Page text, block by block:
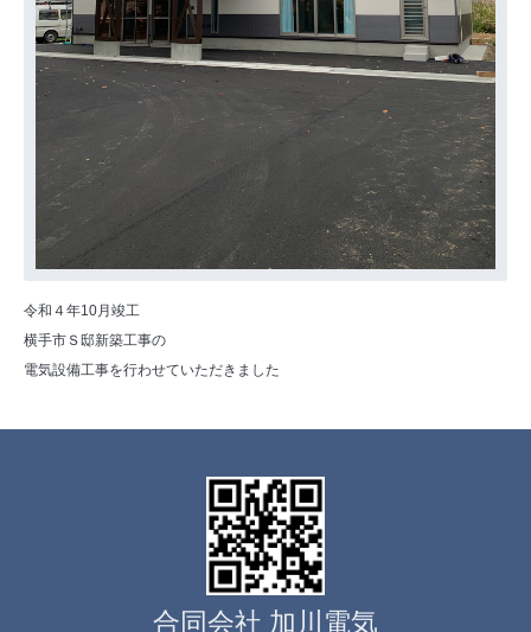
令和４年10月竣工
横手市Ｓ邸新築工事の
電気設備工事を行わせていただきました
合同会社 加川電気